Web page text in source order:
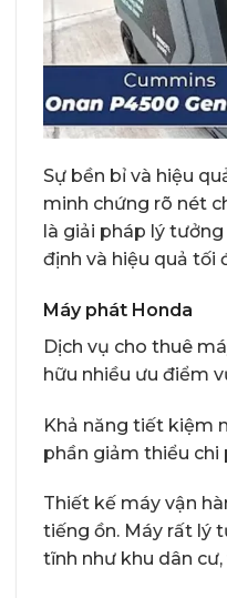
Sự bền bỉ và hiệu
minh chứng rõ nét
là giải pháp lý
định và hiệu quả tối
Máy phát Honda
Dịch vụ cho thuê
hữu nhiều ưu điểm
Khả năng tiết kiệm
phần giảm thiểu chi
Thiết kế máy vận
tiếng ồn. Máy rất lý
tĩnh như khu dân